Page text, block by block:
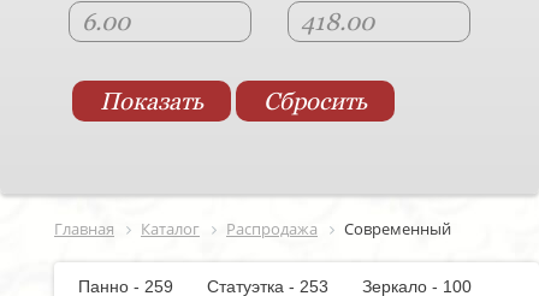
Главная Каталог Распродажа Современный
Панно - 259 Статуэтка - 253
Зеркало - 100